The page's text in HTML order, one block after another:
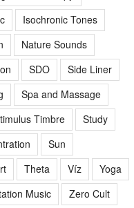
Isochronic Tones
Nature Sounds
SDO
Side Liner
Spa and Massage
Timbre
Study
Sun
Theta Víz
Yoga
Music Zero Cult